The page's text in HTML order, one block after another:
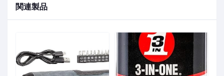
関連製品